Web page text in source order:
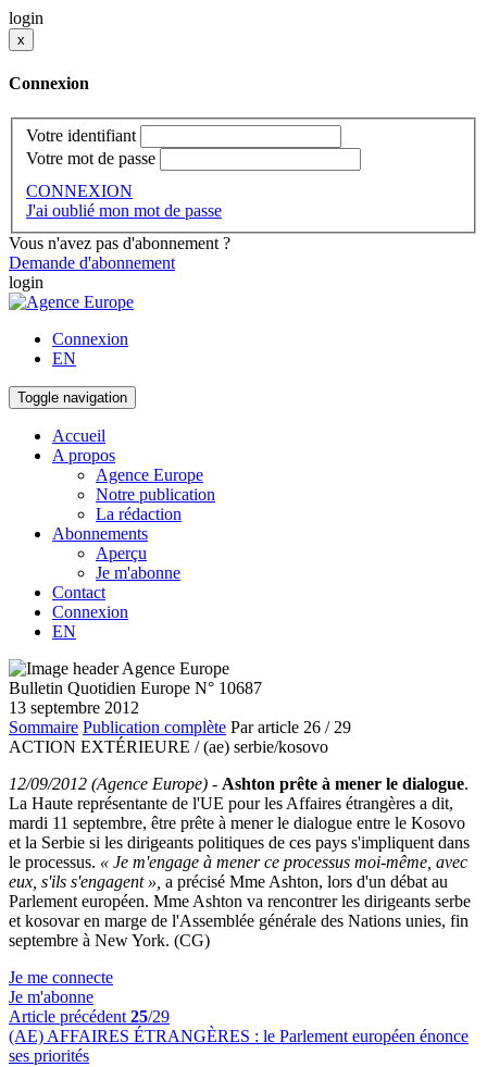
login
x
Connexion
Votre identifiant
Votre mot de passe
CONNEXION
J'ai oublié mon mot de passe
Vous n'avez pas d'abonnement ?
Demande d'abonnement
login
Connexion
EN
Toggle navigation
Accueil
A propos
Agence Europe
Notre publication
La rédaction
Abonnements
Aperçu
Je m'abonne
Contact
Connexion
EN
Bulletin Quotidien Europe N° 10687
13 septembre 2012
Sommaire Publication complète Par article 26 / 29
ACTION EXTÉRIEURE / (ae) serbie/kosovo
12/09/2012 (Agence Europe) - Ashton prête à mener le dialogue.
La Haute représentante de l'UE pour les Affaires étrangères a dit,
mardi 11 septembre, être prête à mener le dialogue entre le Kosovo
et la Serbie si les dirigeants politiques de ces pays s'impliquent dans
le processus. « Je m'engage à mener ce processus moi-même, avec
eux, s'ils s'engagent », a précisé Mme Ashton, lors d'un débat au
Parlement européen. Mme Ashton va rencontrer les dirigeants serbe
et kosovar en marge de l'Assemblée générale des Nations unies, fin
septembre à New York. (CG)
Je me connecte
Je m'abonne
Article précédent 25/29
(AE) AFFAIRES ÉTRANGÈRES : le Parlement européen énonce
ses priorités